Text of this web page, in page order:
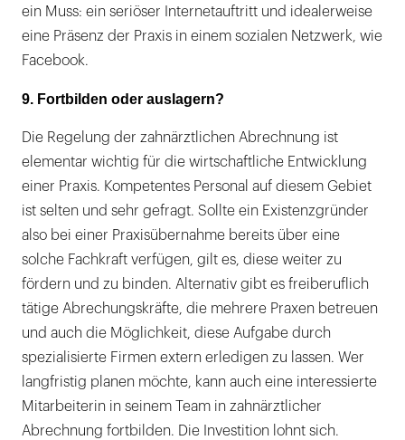
ein Muss: ein seriöser Internetauftritt und idealerweise
eine Präsenz der Praxis in einem sozialen Netzwerk, wie
Facebook.
9. Fortbilden oder auslagern?
Die Regelung der zahnärztlichen Abrechnung ist
elementar wichtig für die wirtschaftliche Entwicklung
einer Praxis. Kompetentes Personal auf diesem Gebiet
ist selten und sehr gefragt. Sollte ein Existenzgründer
also bei einer Praxisübernahme bereits über eine
solche Fachkraft verfügen, gilt es, diese weiter zu
fördern und zu binden. Alternativ gibt es freiberuflich
tätige Abrechungskräfte, die mehrere Praxen betreuen
und auch die Möglichkeit, diese Aufgabe durch
spezialisierte Firmen extern erledigen zu lassen. Wer
langfristig planen möchte, kann auch eine interessierte
Mitarbeiterin in seinem Team in zahnärztlicher
Abrechnung fortbilden. Die Investition lohnt sich.